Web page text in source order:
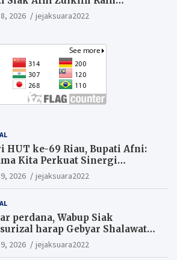
SIEXPO 2026
2026 jejaksuara2022
HUT ke-69 Riau, Bupati Afni:
Kita Perkuat Sinergi
2026 jejaksuara2022
perdana, Wabup Siak
harap Gebyar Shalawat
nilai keagamaan
tengah masyarakat.
2026 jejaksuara2022